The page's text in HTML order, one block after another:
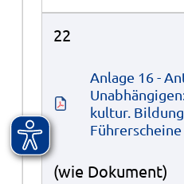
22
Anlage 16 -
kultur.
Führerscheine
(wie Dokument)